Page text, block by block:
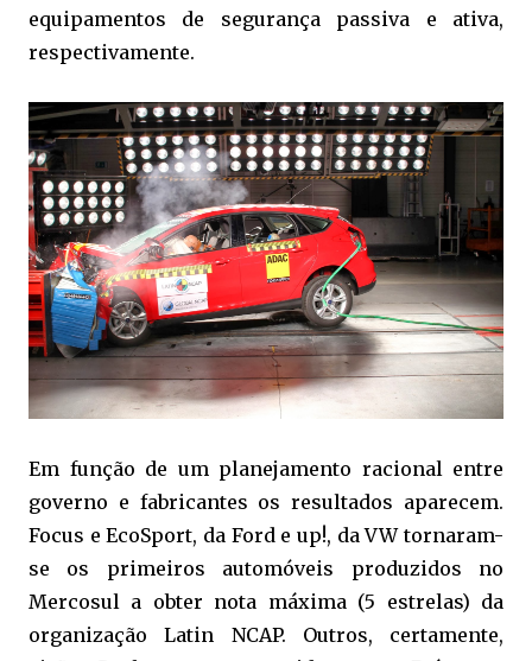
equipamentos de segurança passiva e ativa,
respectivamente.
Em função de um planejamento racional entre
governo e fabricantes os resultados aparecem.
Focus e EcoSport, da Ford e up!, da VW tornaram-
se os primeiros automóveis produzidos no
Mercosul a obter nota máxima (5 estrelas) da
organização Latin NCAP. Outros, certamente,